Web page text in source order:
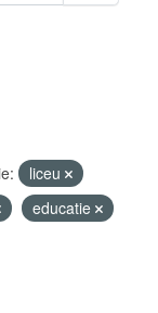
liceu
educatie